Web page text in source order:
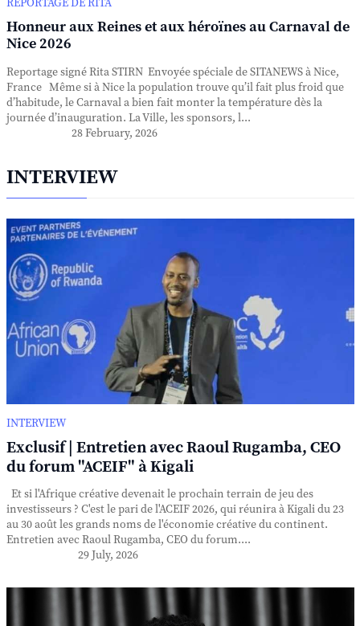
REPORTAGE DE RITA
Honneur aux Reines et aux héroïnes au Carnaval de
Nice 2026
Reportage signé Rita STIRN Envoyée spéciale de SITANEWS à Nice,
France Même si à Nice la population trouve qu’il fait plus froid que
d’habitude, le Carnaval a bien fait monter la température dès la
journée d’inauguration. La Ville, les sponsors, l...
28 February, 2026
INTERVIEW
INTERVIEW
Exclusif | Entretien avec Raoul Rugamba, CEO
du forum "ACEIF" à Kigali
Et si l'Afrique créative devenait le prochain terrain de jeu des
investisseurs ? C'est le pari de l'ACEIF 2026, qui réunira à Kigali du 23
au 30 août les grands noms de l'économie créative du continent.
Entretien avec Raoul Rugamba, CEO du forum....
29 July, 2026